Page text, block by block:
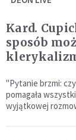
Kard.
sposób
"Pytanie brzmi:
pomagała
wyjątkowej